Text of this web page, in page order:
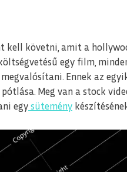
kell követni, amit a
egy film,
Ennek az
Meg van a stock
egy sütemény